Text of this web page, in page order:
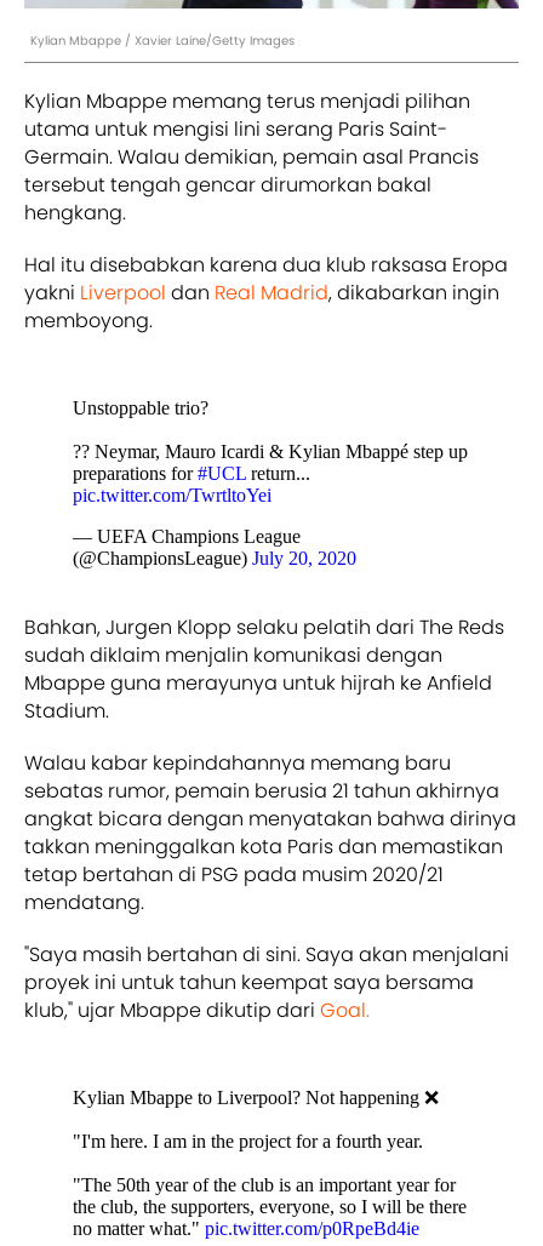
Kylian Mbappe / Xavier Laine/Getty Images
Kylian Mbappe memang terus menjadi pilihan
utama untuk mengisi lini serang Paris Saint-
Germain. Walau demikian, pemain asal Prancis
tersebut tengah gencar dirumorkan bakal
hengkang.
Hal itu disebabkan karena dua klub raksasa Eropa
yakni Liverpool dan Real Madrid, dikabarkan ingin
memboyong.
Unstoppable trio?
?? Neymar, Mauro Icardi & Kylian Mbappé step up
preparations for#UCL return...
pic.twitter.com/TwrtltoYei
— UEFA Champions League
(@ChampionsLeague) July 20, 2020
Bahkan, Jurgen Klopp selaku pelatih dari The Reds
sudah diklaim menjalin komunikasi dengan
Mbappe guna merayunya untuk hijrah ke Anfield
Stadium.
Walau kabar kepindahannya memang baru
sebatas rumor, pemain berusia 21 tahun akhirnya
angkat bicara dengan menyatakan bahwa dirinya
takkan meninggalkan kota Paris dan memastikan
tetap bertahan di PSG pada musim 2020/21
mendatang.
"Saya masih bertahan di sini. Saya akan menjalani
proyek ini untuk tahun keempat saya bersama
klub," ujar Mbappe dikutip dari Goal.
Kylian Mbappe to Liverpool? Not happening ❌
"I'm here. I am in the project for a fourth year.
"The 50th year of the club is an important year for
the club, the supporters, everyone, so I will be there
no matter what." pic.twitter.com/p0RpeBd4ie